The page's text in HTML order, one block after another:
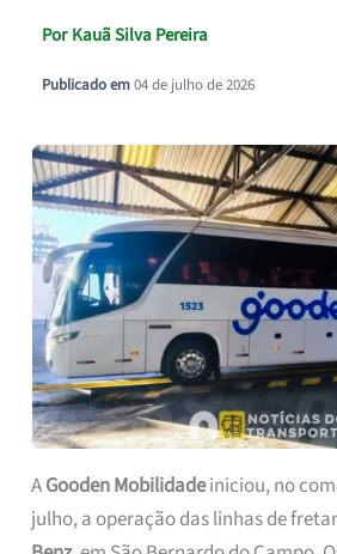
Por Kauã Silva Pereira
Publicado em04 de julho de 2026
AGooden Mobilidadeiniciou, no
julho, a operação das linhas de